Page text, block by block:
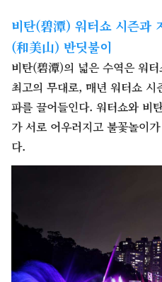
비탄(碧潭) 워터쇼 시즌과
(和美山) 반딧불이
비탄(碧潭)의 넓은 수역은 워
최고의 무대로, 매년 워터쇼
파를 끌어들인다. 워터쇼와 비
가 서로 어우러지고 불꽃놀이
다.